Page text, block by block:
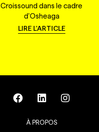
Croissound dans le cadre
d'Osheaga
LIRE L'ARTICLE
À PROPOS